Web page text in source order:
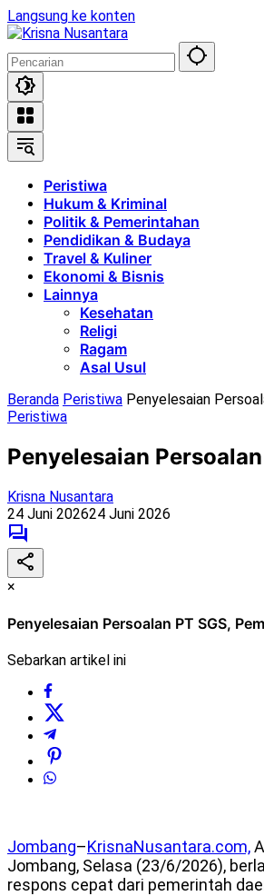
Langsung ke konten
Peristiwa
Hukum & Kriminal
Politik & Pemerintahan
Pendidikan & Budaya
Travel & Kuliner
Ekonomi & Bisnis
Lainnya
Kesehatan
Religi
Ragam
Asal Usul
Beranda Peristiwa Penyelesaian
Peristiwa
Penyelesaian
Krisna Nusantara
24 Juni 202624 Juni 2026
×
Penyelesaian Persoalan PT SGS,
Sebarkan artikel ini
Jombang–KrisnaNusantara.com,
Jombang, Selasa (23/6/2026),
respons cepat dari pemerintah